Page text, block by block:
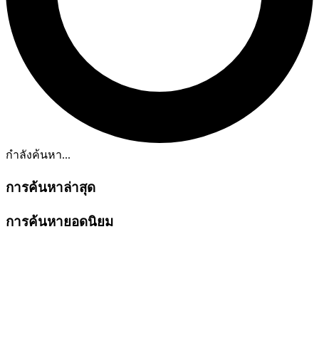
กำลังค้นหา...
การค้นหาล่าสุด
การค้นหายอดนิยม